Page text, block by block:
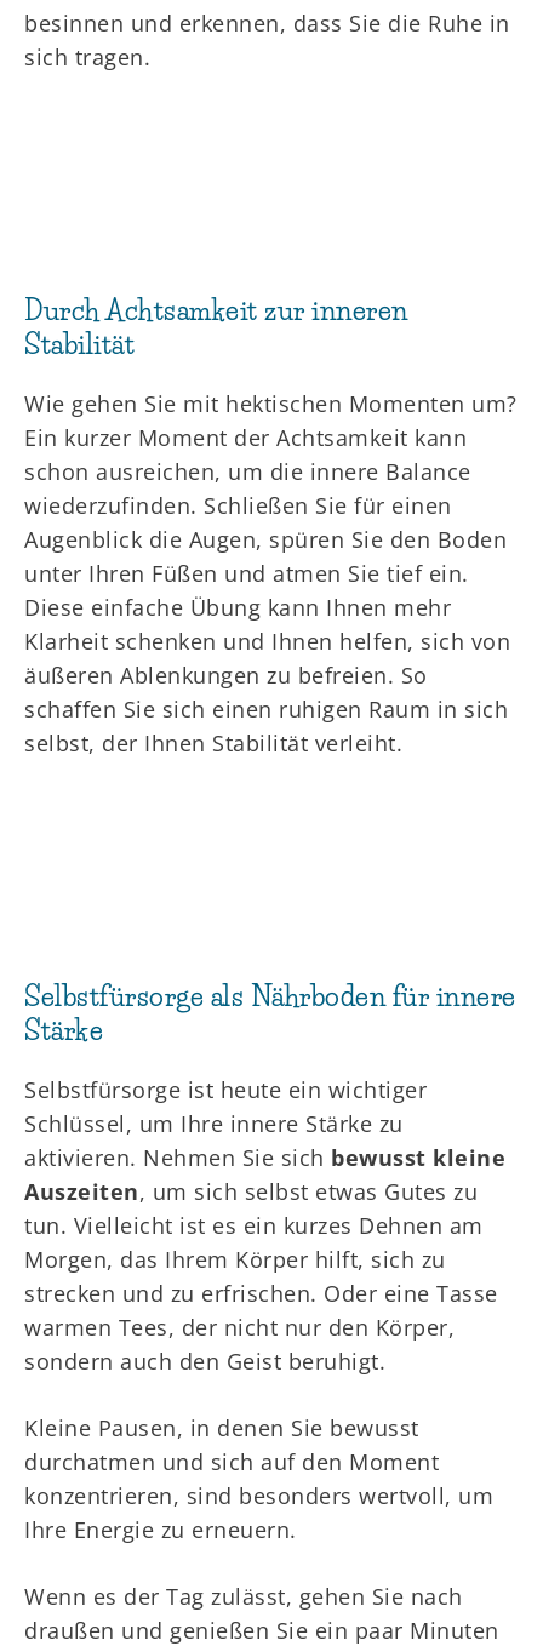
besinnen und erkennen, dass Sie die Ruhe in
sich tragen.
Durch Achtsamkeit zur inneren
Stabilität
Wie gehen Sie mit hektischen Momenten um?
Ein kurzer Moment der Achtsamkeit kann
schon ausreichen, um die innere Balance
wiederzufinden. Schließen Sie für einen
Augenblick die Augen, spüren Sie den Boden
unter Ihren Füßen und atmen Sie tief ein.
Diese einfache Übung kann Ihnen mehr
Klarheit schenken und Ihnen helfen, sich von
äußeren Ablenkungen zu befreien. So
schaffen Sie sich einen ruhigen Raum in sich
selbst, der Ihnen Stabilität verleiht.
Selbstfürsorge als Nährboden für innere
Stärke
Selbstfürsorge ist heute ein wichtiger
Schlüssel, um Ihre innere Stärke zu
aktivieren. Nehmen Sie sich bewusst kleine
Auszeiten, um sich selbst etwas Gutes zu
tun. Vielleicht ist es ein kurzes Dehnen am
Morgen, das Ihrem Körper hilft, sich zu
strecken und zu erfrischen. Oder eine Tasse
warmen Tees, der nicht nur den Körper,
sondern auch den Geist beruhigt.
Kleine Pausen, in denen Sie bewusst
durchatmen und sich auf den Moment
konzentrieren, sind besonders wertvoll, um
Ihre Energie zu erneuern.
Wenn es der Tag zulässt, gehen Sie nach
draußen und genießen Sie ein paar Minuten